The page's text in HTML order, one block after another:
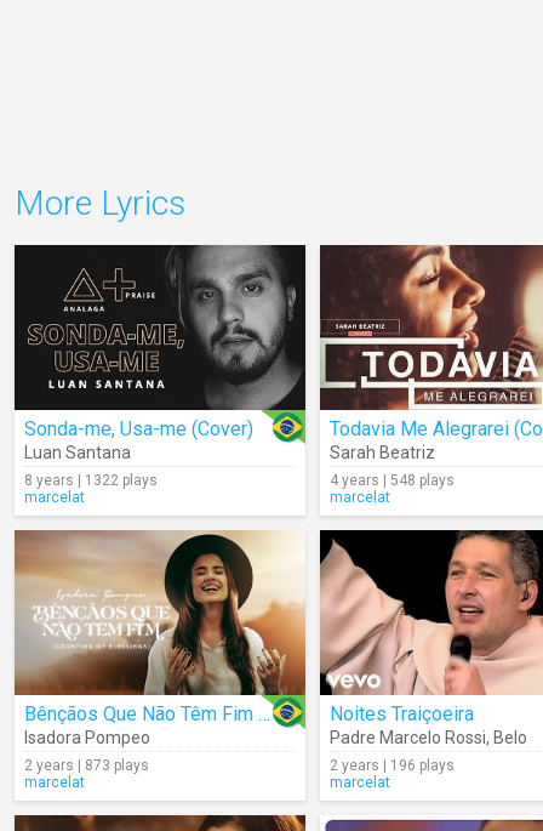
More Lyrics
Sonda-me, Usa-me (Cover)
Luan Santana
8 years | 1322 plays
marcelat
Todavia Me Alegrarei
Sarah Beatriz
4 years | 548 plays
marcelat
Bênçãos Que Não Têm Fim (Counting My Blessings)
Isadora Pompeo
2 years | 873 plays
marcelat
Noites Traiçoeira
Padre Marcelo Rossi, Belo
2 years | 196 plays
marcelat